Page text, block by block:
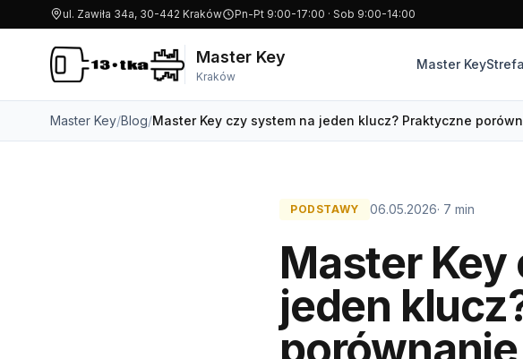
ul. Zawiła 34a, 30-442 Kraków Pn-Pt 9:00-17:00 · Sob 9:00-14:00
Master Key
Kraków
Master Key
Master Key/Blog/Master Key czy system na jeden klucz? Praktyczne
PODSTAWY 06.05.2026· 7 min
Master
jeden